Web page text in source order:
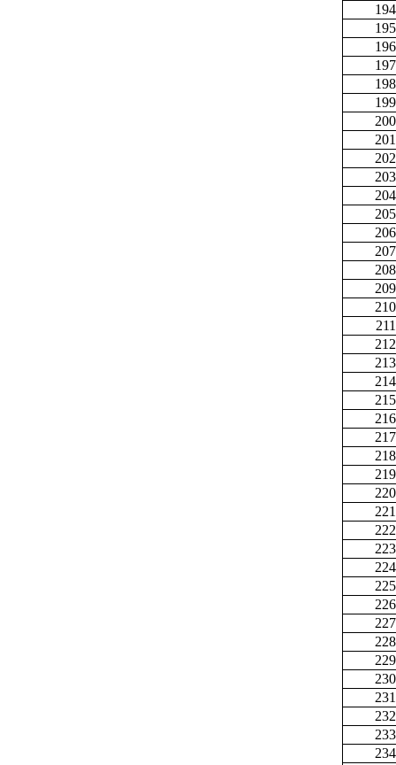
194
195
196
197
198
199
200
201
202
203
204
205
206
207
208
209
210
211
212
213
214
215
216
217
218
219
220
221
222
223
224
225
226
227
228
229
230
231
232
233
234